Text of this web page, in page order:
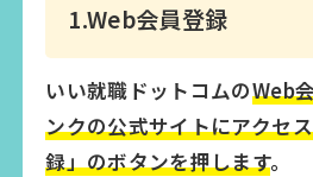
1.Web会員登録
いい就職ドットコムのWeb
ンクの公式サイトにアクセ
録」のボタンを押します。